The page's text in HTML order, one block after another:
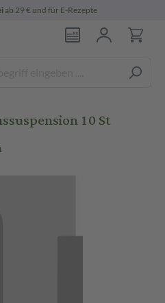
ab 29 € und für E-Rezepte
10 St